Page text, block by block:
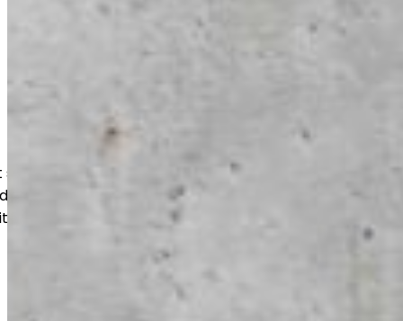
lattiaa kulutukselta,
Lopputulos on helppohoitoinen,
optimoitu.